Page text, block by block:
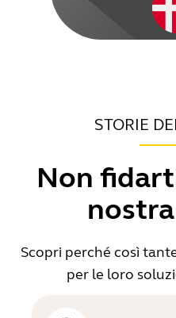
STORIE
Non
Scopri perché così
per le loro